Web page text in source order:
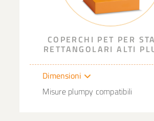
COPERCHI PET PER
RETTANGOLARI ALTI
Dimensioni
Misure plumpy compatibili